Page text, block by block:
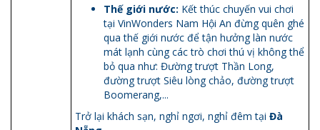
Thế giới nước: Kết thúc chuyến vui chơi
tại VinWonders Nam Hội An đừng quên ghé
qua thế giới nước để tận hưởng làn nước
mát lạnh cùng các trò chơi thú vị không thể
bỏ qua như: Đường trượt Thần Long,
đường trượt Siêu lòng chảo, đường trượt
Boomerang,...
Trở lại khách sạn, nghỉ ngơi, nghỉ đêm tại Đà